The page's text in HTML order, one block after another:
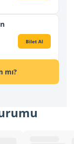
Bilet Al
mı?